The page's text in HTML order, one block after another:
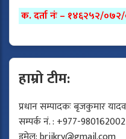
क. दर्ता नंः – १४६२५२/
हाम्रो टीम:
प्रधान सम्पादकः बृजकुमार यादव
सम्पर्क नं. : +977-